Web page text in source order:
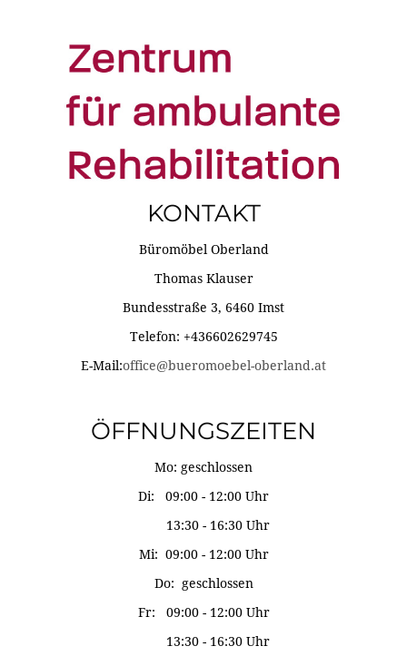
KONTAKT
Büromöbel Oberland
Thomas Klauser
Bundesstraße 3, 6460 Imst
Telefon: +436602629745
E-Mail:office@bueromoebel-oberland.at
ÖFFNUNGSZEITEN
Mo: geschlossen
Di: 09:00 - 12:00 Uhr
13:30 - 16:30 Uhr
Mi: 09:00 - 12:00 Uhr
Do: geschlossen
Fr: 09:00 - 12:00 Uhr
13:30 - 16:30 Uhr